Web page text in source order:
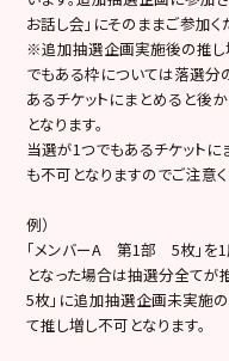
お話し会」にそのままご参加く
※追加抽選企画実施後の推し
でもある枠については落選分
あるチケットにまとめると後
となります。
当選が1つでもあるチケットに
も不可となりますのでご注意く
例）
「メンバーA 第1部 5枚」を1
となった場合は抽選分全てが
5枚」に追加抽選企画未実施
て推し増し不可となります。